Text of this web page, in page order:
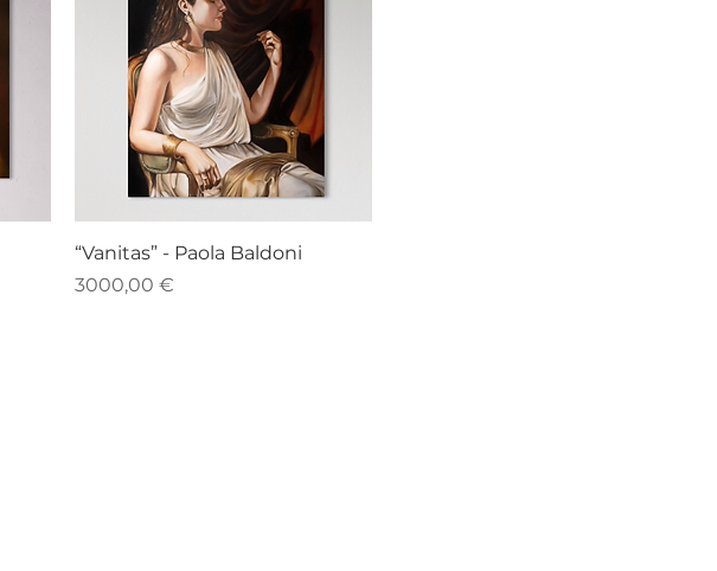
“Vanitas” - Paola Baldoni
Prezzo
3000,00 €